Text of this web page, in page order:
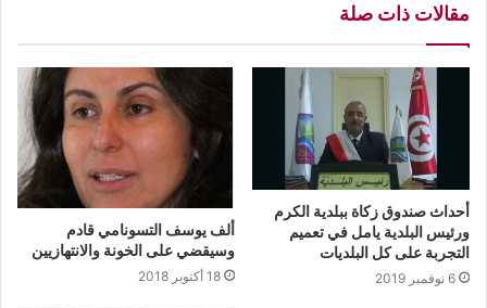
مقالات ذات صلة
أحداث صندوق زكاة ببلدية الكرم
ورئيس البلدية يامل في تعميم
التجربة على كل البلديات
6 نوفمبر 2019
ألف يوسف التسونامي قادم
وسيقضي على الخونة والانتهازيين
18 أكتوبر 2018